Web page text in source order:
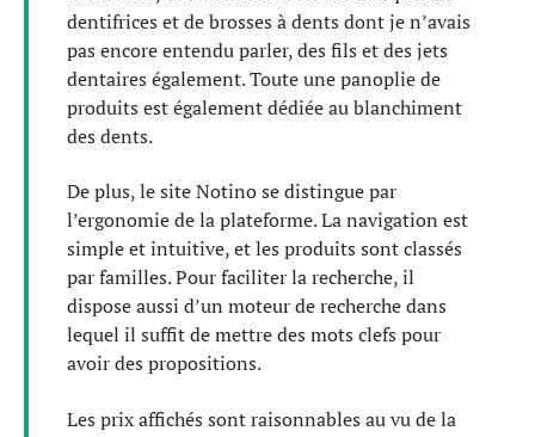
dentifrices et de brosses à dents dont je n’avais
pas encore entendu parler, des fils et des jets
dentaires également. Toute une panoplie de
produits est également dédiée au blanchiment
des dents.
De plus, le site Notino se distingue par
l’ergonomie de la plateforme. La navigation est
simple et intuitive, et les produits sont classés
par familles. Pour faciliter la recherche, il
dispose aussi d’un moteur de recherche dans
lequel il suffit de mettre des mots clefs pour
avoir des propositions.
Les prix affichés sont raisonnables au vu de la